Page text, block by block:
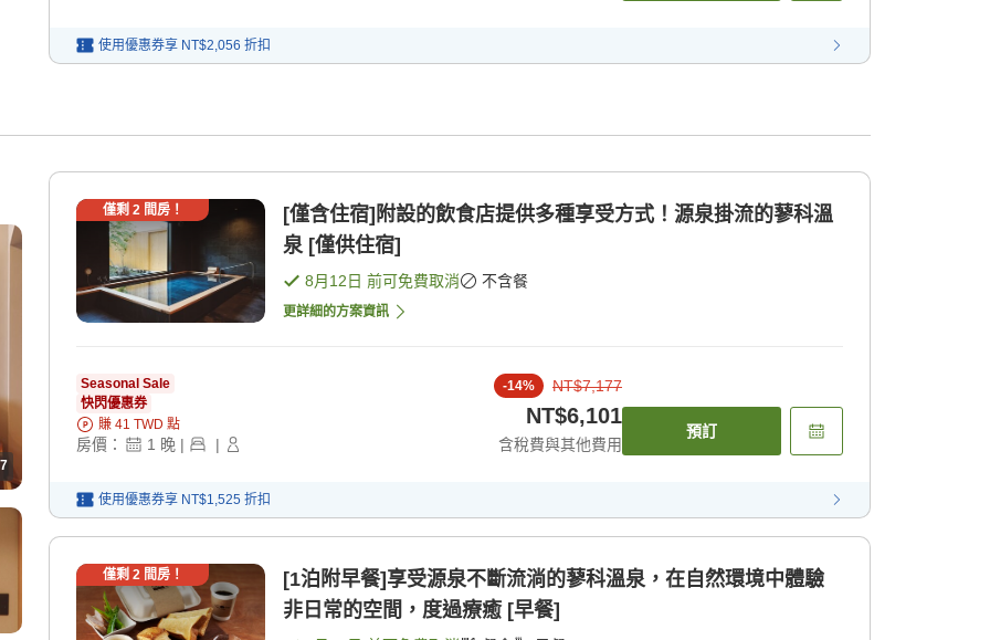
使用優惠券享 NT$2,056 折扣
7
僅剩 2 間房！
[僅含住宿]附設的飲食店提供多種享受方式！源泉掛流的蓼科溫
泉 [僅供住宿]
8月12日 前可免費取消 不含餐
更詳細的方案資訊
Seasonal Sale
快閃優惠券
賺 41 TWD 點
房價： 1 晚 | |
-14% NT$7,177
NT$6,101
含稅費與其他費用
預訂
使用優惠券享 NT$1,525 折扣
僅剩 2 間房！
[1泊附早餐]享受源泉不斷流淌的蓼科溫泉，在自然環境中體驗
非日常的空間，度過療癒 [早餐]